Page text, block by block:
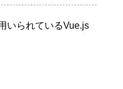
いられているVue.js